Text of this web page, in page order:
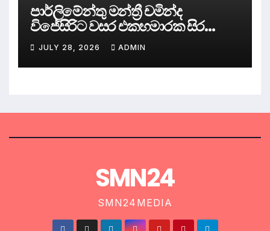
පාර්ලිමේන්තු මන්ත්‍රී චමින්ද
විජේසිරිට වසර එකහමාරක සිර
දඬුවම්.
JULY 28, 2026 ADMIN
SMN24
SMN24MEDIA